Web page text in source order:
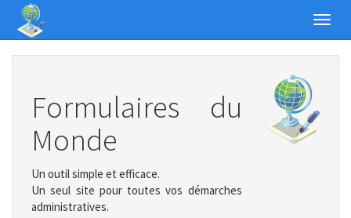
Formulaires du
Monde
Un outil simple et efficace.
Un seul site pour toutes vos démarches
administratives.